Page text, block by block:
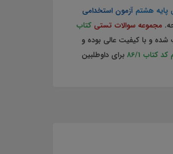
پایه هشتم آزمون استخدامی
مجموعه سوالات تستی کتاب
و با کیفیت عالی بوده و
86/1
برای داوطلبین